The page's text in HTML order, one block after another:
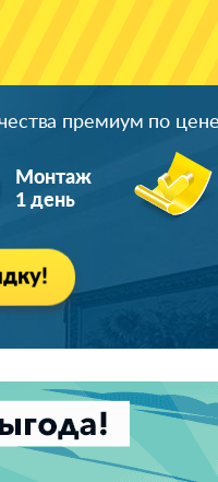
премиум по цене
Монтаж
1 день